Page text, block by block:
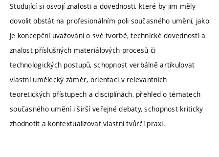
Studující si osvojí znalosti a dovednosti, které by jim měly
dovolit obstát na profesionálním poli současného umění, jako
je koncepční uvažování o své tvorbě, technické dovednosti a
znalost příslušných materiálových procesů či
technologických postupů, schopnost verbálně artikulovat
vlastní umělecký záměr, orientaci v relevantních
teoretických přístupech a disciplínách, přehled o tématech
současného umění i širší veřejné debaty, schopnost kriticky
zhodnotit a kontextualizovat vlastní tvůrčí praxi.